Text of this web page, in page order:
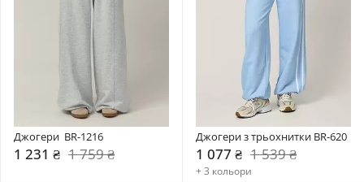
Джогери  BR-1216
1 231 ₴ 1 759 ₴
Джогери з трьохнитки BR-620
1 077 ₴ 1 539 ₴
+ 3 кольори